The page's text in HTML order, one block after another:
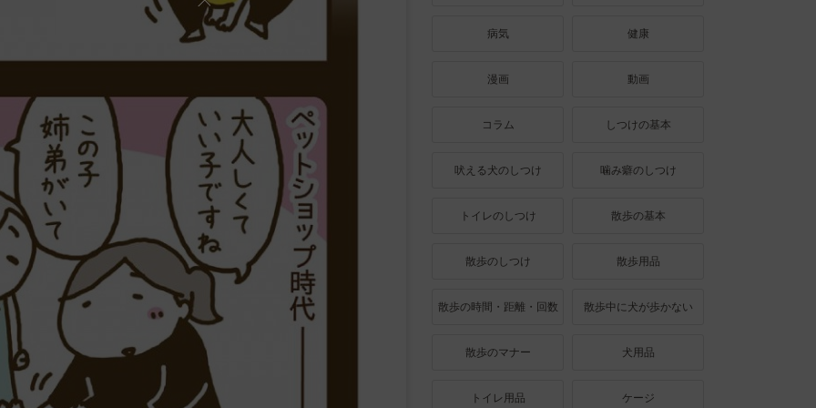
病気 健康
漫画 動画
コラム しつけの基本
吠える犬のしつけ 噛み癖のしつけ
トイレのしつけ 散歩の基本
散歩のしつけ 散歩用品
散歩の時間・距離・回数 散歩中に犬が歩かない
散歩のマナー 犬用品
トイレ用品 ケージ